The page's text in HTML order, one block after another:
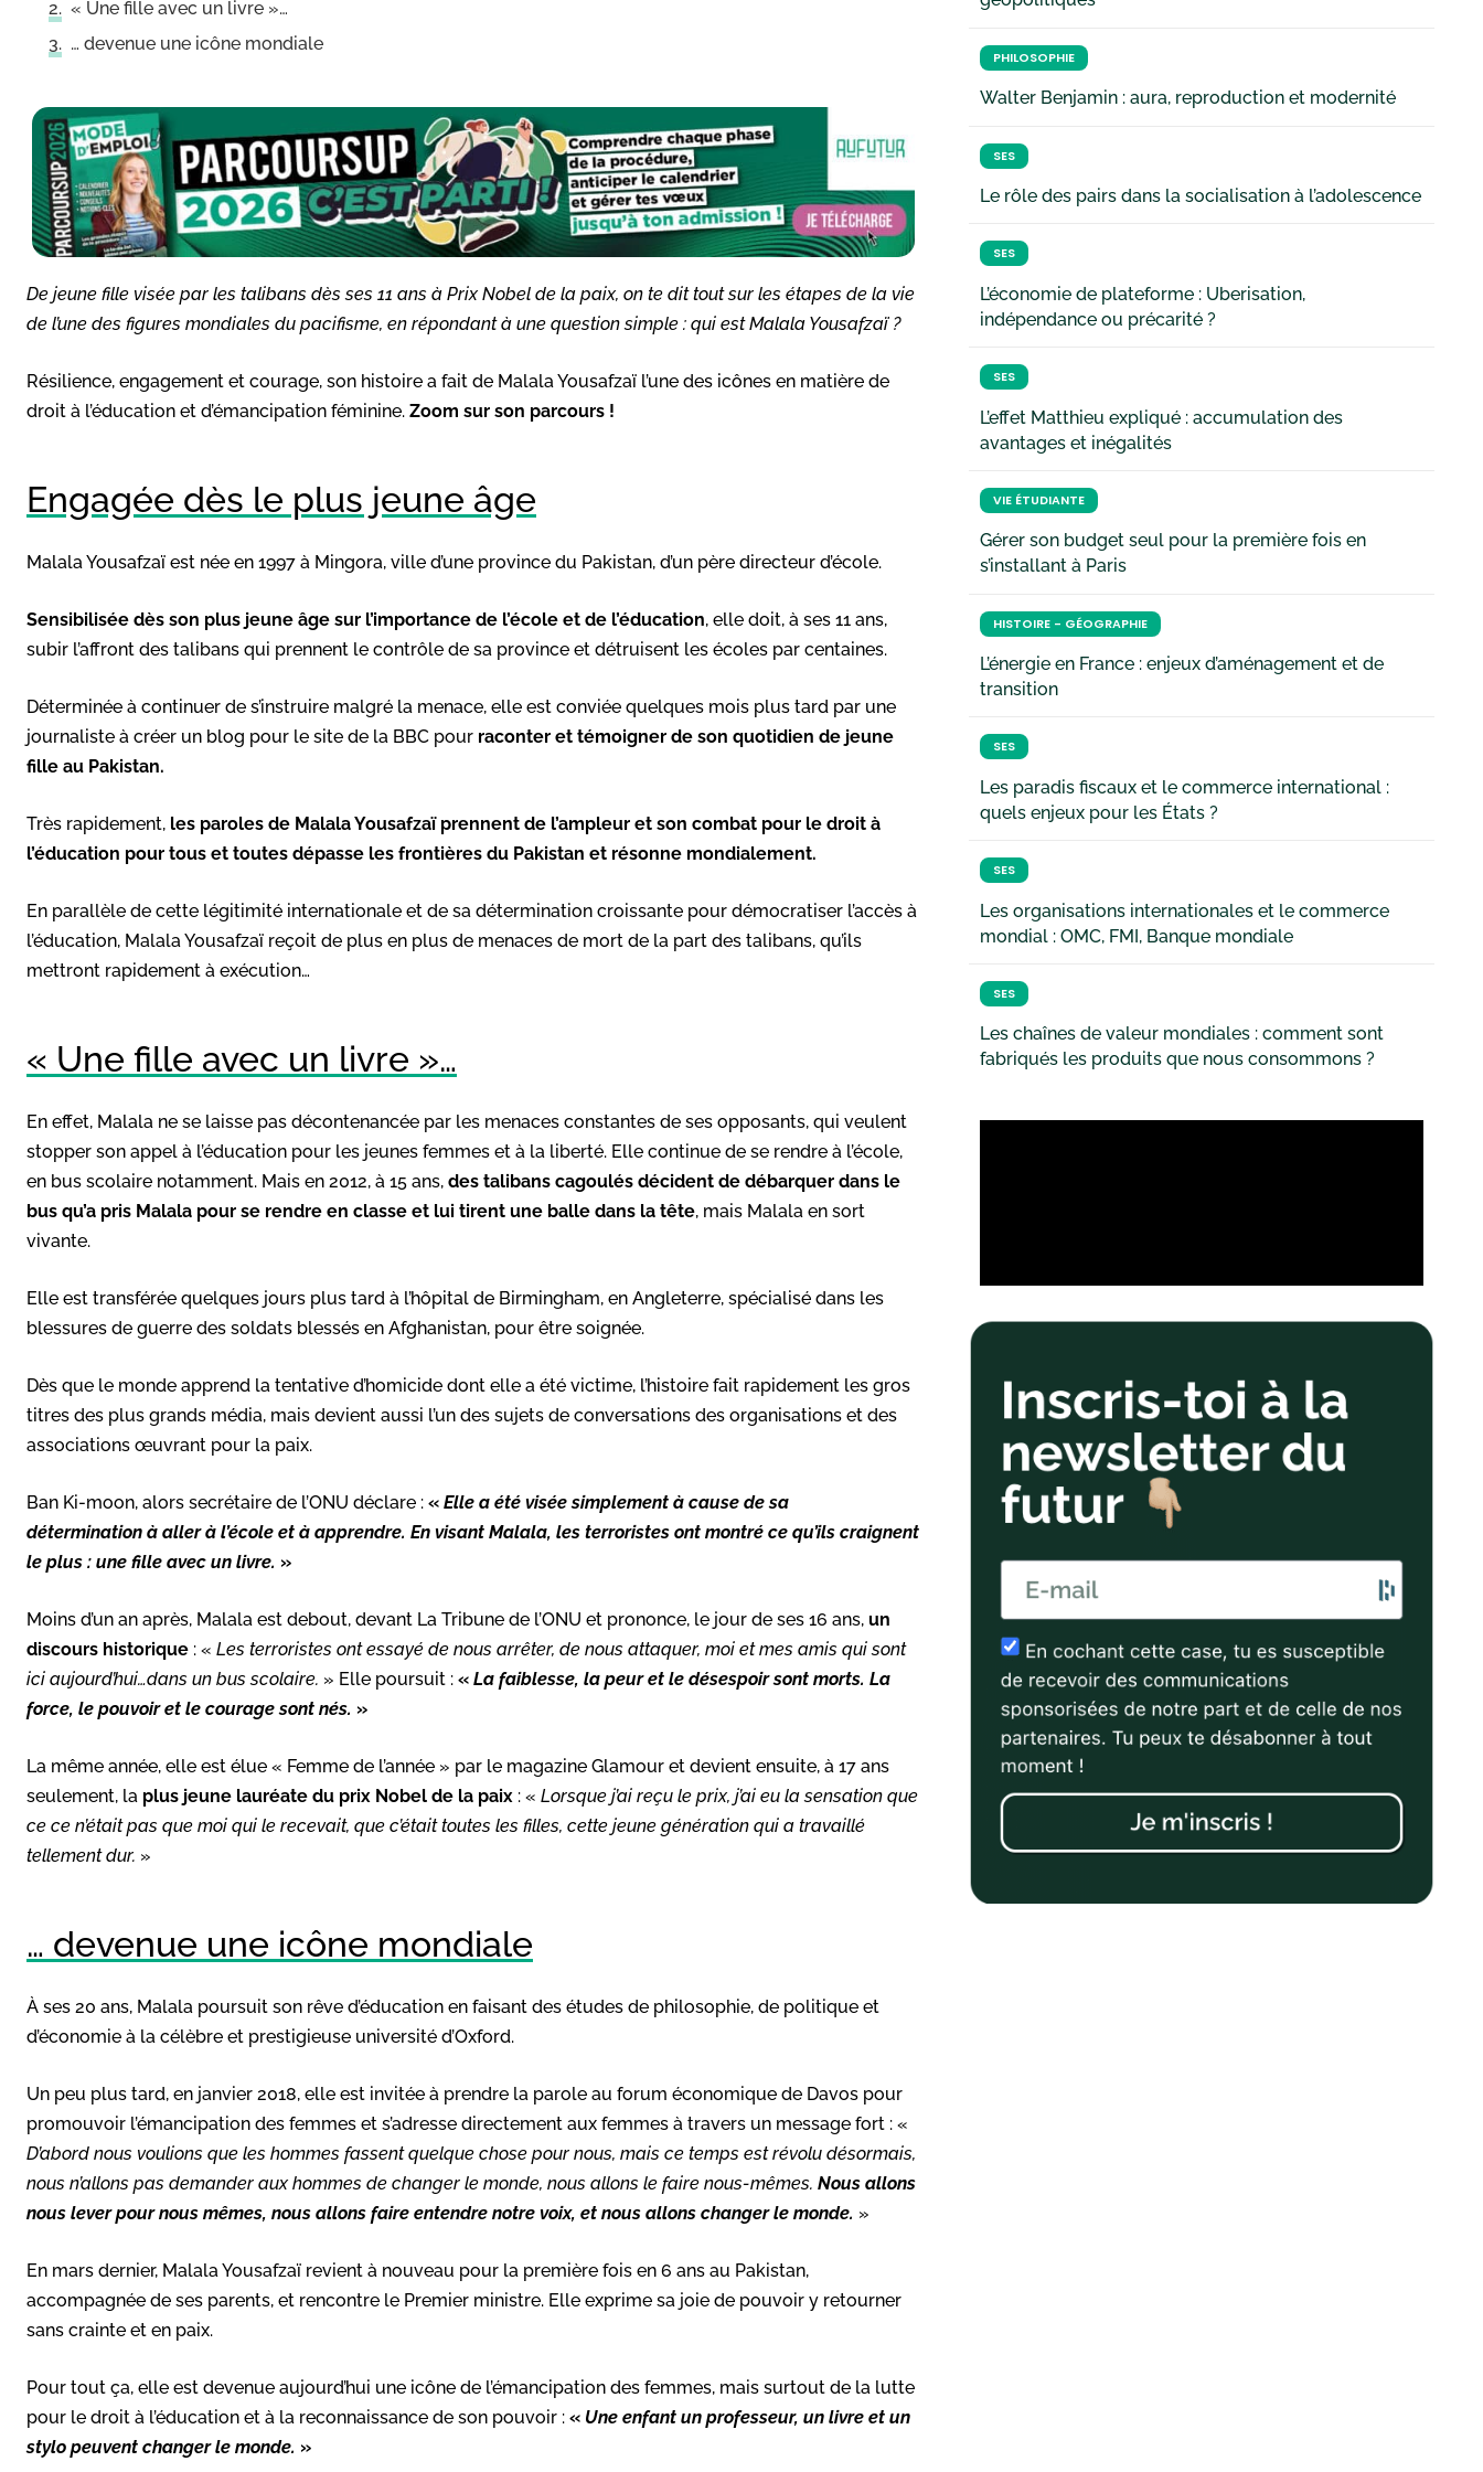
« Une fille avec un livre »…
… devenue une icône mondiale
De jeune fille visée par les talibans dès ses 11 ans à Prix Nobel de la paix, on te dit tout sur les étapes de la vie
de l’une des figures mondiales du pacifisme, en répondant à une question simple : qui est Malala Yousafzaï ?
Résilience, engagement et courage, son histoire a fait de Malala Yousafzaï l’une des icônes en matière de
droit à l’éducation et d’émancipation féminine. Zoom sur son parcours !
Engagée dès le plus jeune âge
Malala Yousafzaï est née en 1997 à Mingora, ville d’une province du Pakistan, d’un père directeur d’école.
Sensibilisée dès son plus jeune âge sur l’importance de l’école et de l’éducation, elle doit, à ses 11 ans,
subir l’affront des talibans qui prennent le contrôle de sa province et détruisent les écoles par centaines.
Déterminée à continuer de s’instruire malgré la menace, elle est conviée quelques mois plus tard par une
journaliste à créer un blog pour le site de la BBC pour raconter et témoigner de son quotidien de jeune
fille au Pakistan.
Très rapidement, les paroles de Malala Yousafzaï prennent de l’ampleur et son combat pour le droit à
l’éducation pour tous et toutes dépasse les frontières du Pakistan et résonne mondialement.
En parallèle de cette légitimité internationale et de sa détermination croissante pour démocratiser l’accès à
l’éducation, Malala Yousafzaï reçoit de plus en plus de menaces de mort de la part des talibans, qu’ils
mettront rapidement à exécution…
« Une fille avec un livre »…
En effet, Malala ne se laisse pas décontenancée par les menaces constantes de ses opposants, qui veulent
stopper son appel à l’éducation pour les jeunes femmes et à la liberté. Elle continue de se rendre à l’école,
en bus scolaire notamment. Mais en 2012, à 15 ans, des talibans cagoulés décident de débarquer dans le
bus qu’a pris Malala pour se rendre en classe et lui tirent une balle dans la tête, mais Malala en sort
vivante.
Elle est transférée quelques jours plus tard à l’hôpital de Birmingham, en Angleterre, spécialisé dans les
blessures de guerre des soldats blessés en Afghanistan, pour être soignée.
Dès que le monde apprend la tentative d’homicide dont elle a été victime, l’histoire fait rapidement les gros
titres des plus grands média, mais devient aussi l’un des sujets de conversations des organisations et des
associations œuvrant pour la paix.
Ban Ki-moon, alors secrétaire de l’ONU déclare : « Elle a été visée simplement à cause de sa
détermination à aller à l’école et à apprendre. En visant Malala, les terroristes ont montré ce qu’ils craignent
le plus : une fille avec un livre. »
Moins d’un an après, Malala est debout, devant La Tribune de l’ONU et prononce, le jour de ses 16 ans, un
discours historique : « Les terroristes ont essayé de nous arrêter, de nous attaquer, moi et mes amis qui sont
ici aujourd’hui…dans un bus scolaire. » Elle poursuit : « La faiblesse, la peur et le désespoir sont morts. La
force, le pouvoir et le courage sont nés. »
La même année, elle est élue « Femme de l’année » par le magazine Glamour et devient ensuite, à 17 ans
seulement, la plus jeune lauréate du prix Nobel de la paix : « Lorsque j’ai reçu le prix, j’ai eu la sensation que
ce ce n’était pas que moi qui le recevait, que c’était toutes les filles, cette jeune génération qui a travaillé
tellement dur. »
… devenue une icône mondiale
À ses 20 ans, Malala poursuit son rêve d’éducation en faisant des études de philosophie, de politique et
d’économie à la célèbre et prestigieuse université d’Oxford.
Un peu plus tard, en janvier 2018, elle est invitée à prendre la parole au forum économique de Davos pour
promouvoir l’émancipation des femmes et s’adresse directement aux femmes à travers un message fort : «
D’abord nous voulions que les hommes fassent quelque chose pour nous, mais ce temps est révolu désormais,
nous n’allons pas demander aux hommes de changer le monde, nous allons le faire nous-mêmes. Nous allons
nous lever pour nous mêmes, nous allons faire entendre notre voix, et nous allons changer le monde. »
En mars dernier, Malala Yousafzaï revient à nouveau pour la première fois en 6 ans au Pakistan,
accompagnée de ses parents, et rencontre le Premier ministre. Elle exprime sa joie de pouvoir y retourner
sans crainte et en paix.
Pour tout ça, elle est devenue aujourd’hui une icône de l’émancipation des femmes, mais surtout de la lutte
pour le droit à l’éducation et à la reconnaissance de son pouvoir : « Une enfant un professeur, un livre et un
stylo peuvent changer le monde. »
PHILOSOPHIE
Walter Benjamin : aura, reproduction et modernité
SES
Le rôle des pairs dans la socialisation à l’adolescence
SES
L’économie de plateforme : Uberisation,
indépendance ou précarité ?
SES
L’effet Matthieu expliqué : accumulation des
avantages et inégalités
VIE ÉTUDIANTE
Gérer son budget seul pour la première fois en
s’installant à Paris
HISTOIRE - GÉOGRAPHIE
L’énergie en France : enjeux d’aménagement et de
transition
SES
Les paradis fiscaux et le commerce international :
quels enjeux pour les États ?
SES
Les organisations internationales et le commerce
mondial : OMC, FMI, Banque mondiale
SES
Les chaînes de valeur mondiales : comment sont
fabriqués les produits que nous consommons ?